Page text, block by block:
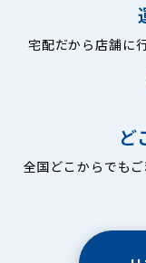
宅配だから店舗に
ど
全国どこからでも